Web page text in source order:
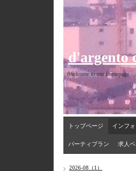
d'argento
Welcome to our homepage
トップページ インフ
パーティプラン 求人
2026-08（1）